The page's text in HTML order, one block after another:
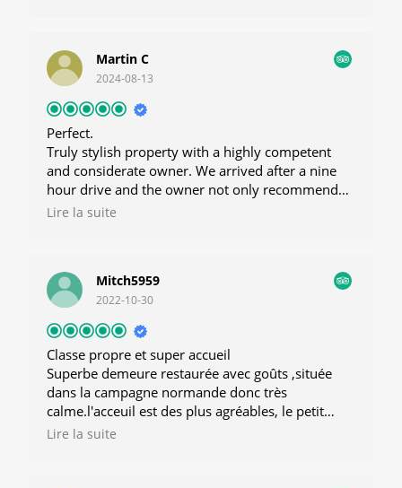
in una sala bellissima.Formaggi, marmellate ,
yogurt, succo di mele .. tutto a km 0 …. Una vera
delizia! Torneremo !
Martin C
2024-08-13
Perfect.
Truly stylish property with a highly competent
and considerate owner. We arrived after a nine
hour drive and the owner not only recommended
a nearby restaurant but also booked it for us. The
breakfast very good too. Throw in the fact that
this property is located in a very pleasant area
which is less than half and hour from the ferry
terminal at Dieppe and it takes some beating.
Lire la suite
Mitch5959
2022-10-30
Classe propre et super accueil
Superbe demeure restaurée avec goûts ,située
dans la campagne normande donc très
calme.l'acceuil est des plus agréables, le petit
déjeuner varié propose les produits locaux,ce qui
Lire la suite